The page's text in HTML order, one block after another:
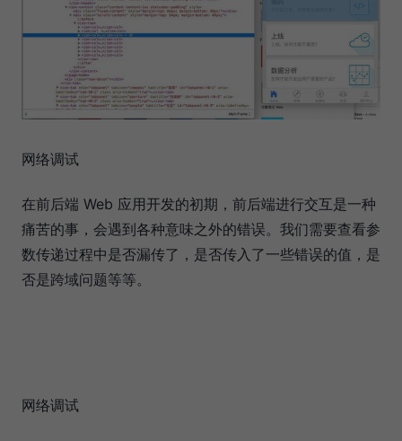
网络调试
在前后端 Web 应用开发的初期，前后端进行交互是一种
痛苦的事，会遇到各种意味之外的错误。我们需要查看参
数传递过程中是否漏传了，是否传入了一些错误的值，是
否是跨域问题等等。
网络调试